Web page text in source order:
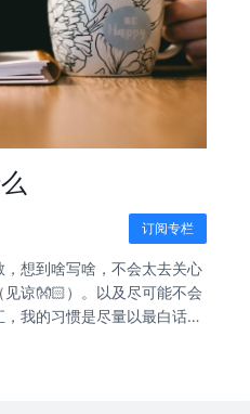
订阅专栏
想到啥写啥，不会太去关心
谅👐🏻）。以及尽可能不会
我的习惯是尽量以最白话的
有更新，更新会在标题上体现